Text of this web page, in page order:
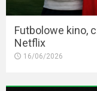
Futbolowe kino,
Netflix
16/06/2026